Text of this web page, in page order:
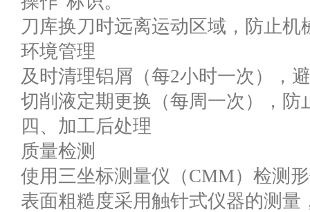
刀库换刀时远离运动区域，防止机
环境管理
及时清理铝屑（每2小时一次），
切削液定期更换（每周一次），
四、加工后处理
质量检测
使用三坐标测量仪（CMM）检测
表面粗糙度采用触针式仪器的测量